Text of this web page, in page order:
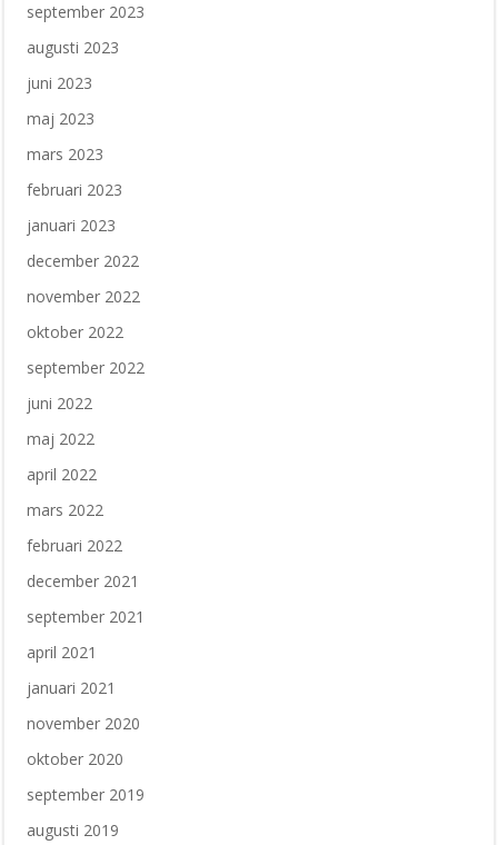
september 2023
augusti 2023
juni 2023
maj 2023
mars 2023
februari 2023
januari 2023
december 2022
november 2022
oktober 2022
september 2022
juni 2022
maj 2022
april 2022
mars 2022
februari 2022
december 2021
september 2021
april 2021
januari 2021
november 2020
oktober 2020
september 2019
augusti 2019